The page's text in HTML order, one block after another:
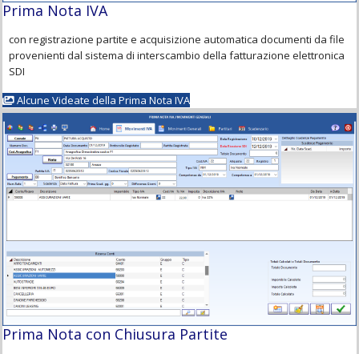
Prima Nota IVA
con registrazione partite e acquisizione automatica documenti da file
provenienti dal sistema di interscambio della fatturazione elettronica
SDI
Alcune Videate della Prima Nota IVA
Prima Nota con Chiusura Partite